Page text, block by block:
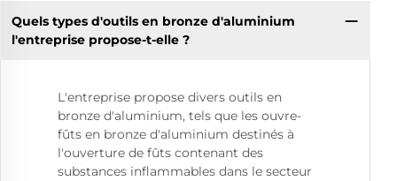
Quels types d'outils en bronze d'aluminium
l'entreprise propose-t-elle ?
L'entreprise propose divers outils en
bronze d'aluminium, tels que les ouvre-
fûts en bronze d'aluminium destinés à
l'ouverture de fûts contenant des
substances inflammables dans le secteur